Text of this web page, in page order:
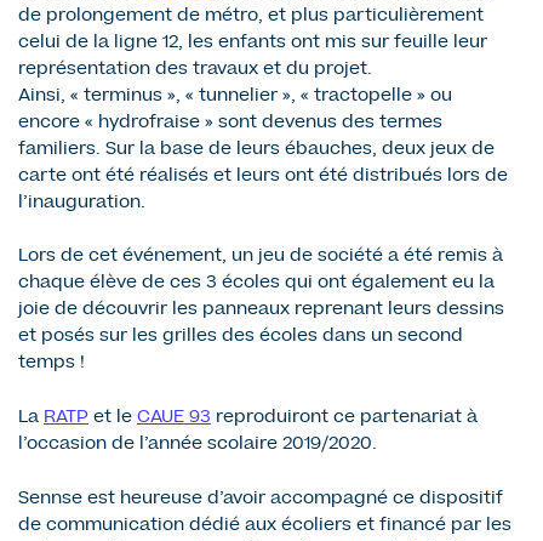
de prolongement de métro, et plus particulièrement
celui de la ligne 12, les enfants ont mis sur feuille leur
représentation des travaux et du projet.
Ainsi, « terminus », « tunnelier », « tractopelle » ou
encore « hydrofraise » sont devenus des termes
familiers. Sur la base de leurs ébauches, deux jeux de
carte ont été réalisés et leurs ont été distribués lors de
l’inauguration.
Lors de cet événement, un jeu de société a été remis à
chaque élève de ces 3 écoles qui ont également eu la
joie de découvrir les panneaux reprenant leurs dessins
et posés sur les grilles des écoles dans un second
temps !
La RATP et le CAUE 93 reproduiront ce partenariat à
l’occasion de l’année scolaire 2019/2020.
Sennse est heureuse d’avoir accompagné ce dispositif
de communication dédié aux écoliers et financé par les